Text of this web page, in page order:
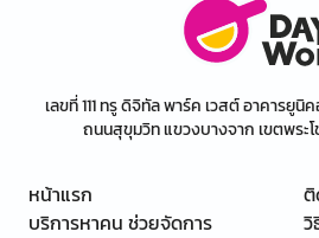
เลขที่ 111 ทรู ดิจิทัล พาร์ค เวสต์ อาคารยูนิ
ถนนสุขุมวิท แขวงบางจาก เขตพระ
หน้าแรก
บริการหาคน ช่วยจัดการ
ติ
วิ